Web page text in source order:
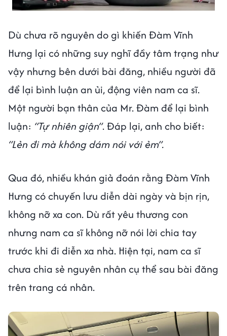
Dù chưa rõ nguyên do gì khiến Đàm Vĩnh
Hưng lại có những suy nghĩ đầy tâm trạng như
vậy nhưng bên dưới bài đăng, nhiều người đã
để lại bình luận an ủi, động viên nam ca sĩ.
Một người bạn thân của Mr. Đàm để lại bình
luận: “Tự nhiên giận”. Đáp lại, anh cho biết:
“Lẻn đi mà không dám nói với ẻm”.
Qua đó, nhiều khán giả đoán rằng Đàm Vĩnh
Hưng có chuyến lưu diễn dài ngày và bịn rịn,
không nỡ xa con. Dù rất yêu thương con
nhưng nam ca sĩ không nỡ nói lời chia tay
trước khi đi diễn xa nhà. Hiện tại, nam ca sĩ
chưa chia sẻ nguyên nhân cụ thể sau bài đăng
trên trang cá nhân.